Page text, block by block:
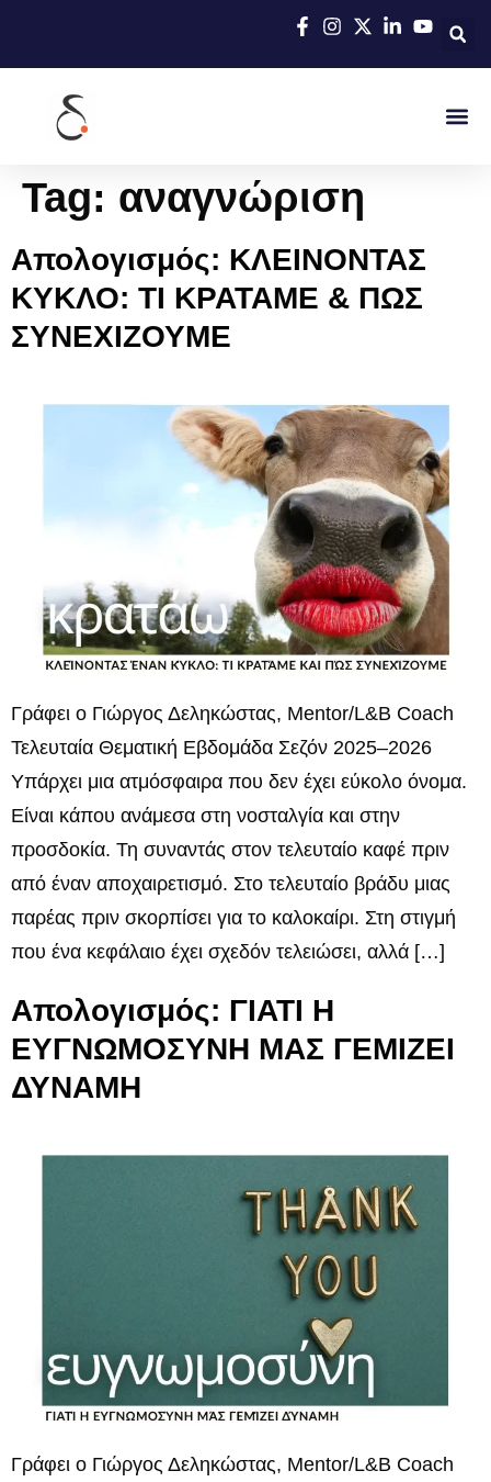
Tag: αναγνώριση
Απολογισμός: ΚΛΕΙΝΟΝΤΑΣ
ΚΥΚΛΟ: ΤΙ ΚΡΑΤΑΜΕ & ΠΩΣ
ΣΥΝΕΧΙΖΟΥΜΕ
Γράφει ο Γιώργος Δεληκώστας, Mentor/L&B Coach
Τελευταία Θεματική Εβδομάδα Σεζόν 2025–2026
Υπάρχει μια ατμόσφαιρα που δεν έχει εύκολο όνομα.
Είναι κάπου ανάμεσα στη νοσταλγία και στην
προσδοκία. Τη συναντάς στον τελευταίο καφέ πριν
από έναν αποχαιρετισμό. Στο τελευταίο βράδυ μιας
παρέας πριν σκορπίσει για το καλοκαίρι. Στη στιγμή
που ένα κεφάλαιο έχει σχεδόν τελειώσει, αλλά […]
Απολογισμός: ΓΙΑΤΙ Η
ΕΥΓΝΩΜΟΣΥΝΗ ΜΑΣ ΓΕΜΙΖΕΙ
ΔΥΝΑΜΗ
Γράφει ο Γιώργος Δεληκώστας, Mentor/L&B Coach